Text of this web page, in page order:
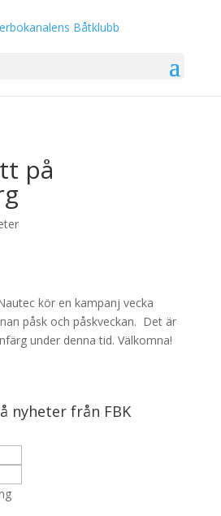
på
kör en kampanj vecka
påsk och påskveckan. Det är
under denna tid. Välkomna!
nyheter från FBK